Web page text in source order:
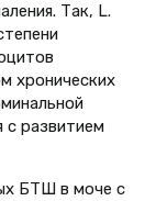
Так, L.
хронических
с развитием
БТШ в моче с